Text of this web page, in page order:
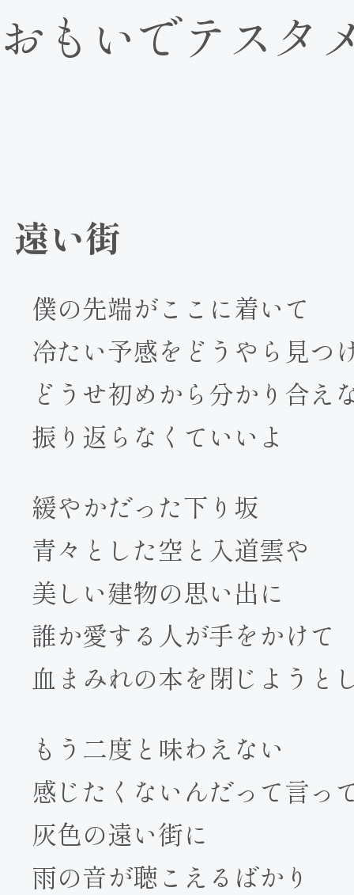
おもいでテスタ
遠い街
僕の先端がここに着いて
冷たい予感をどうやら見つ
どうせ初めから分かり合え
振り返らなくていいよ
緩やかだった下り坂
青々とした空と入道雲や
美しい建物の思い出に
誰か愛する人が手をかけて
血まみれの本を閉じようと
もう二度と味わえない
感じたくないんだって言っ
灰色の遠い街に
雨の音が聴こえるばかり